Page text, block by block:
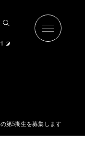
第5期生を募集します